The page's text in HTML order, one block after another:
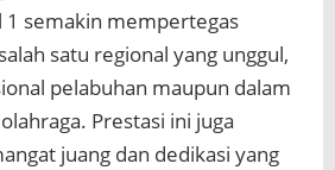
1 semakin mempertegas
satu regional yang unggul,
pelabuhan maupun dalam
Prestasi ini juga
juang dan dedikasi yang